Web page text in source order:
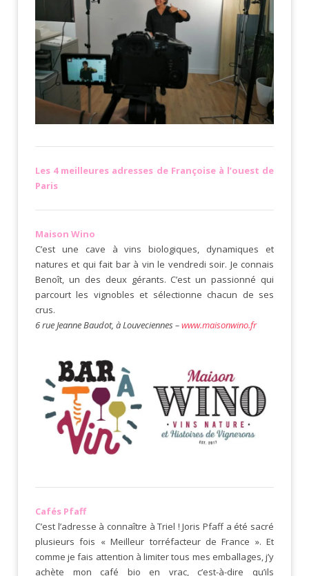
Les 4 meilleures adresses de Françoise à l’ouest de
Paris
Maison Wino
C’est une cave à vins biologiques, dynamiques et
natures et qui fait bar à vin le vendredi soir. Je connais
Benoît, un des deux gérants. C’est un passionné qui
parcourt les vignobles et sélectionne chacun de ses
crus.
6 rue Jeanne Baudot, à Louveciennes –www.maisonwino.fr
Cafés Pfaff
C’est l’adresse à connaître à Triel ! Joris Pfaff a été sacré
plusieurs fois « Meilleur torréfacteur de France ». Et
comme je fais attention à limiter tous mes emballages, j’y
achète mon café bio en vrac, c’est-à-dire qu’ils